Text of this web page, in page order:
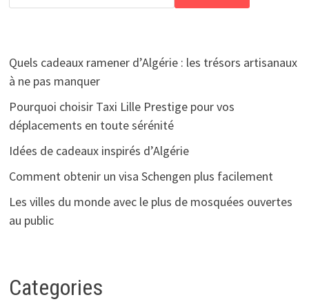
Quels cadeaux ramener d’Algérie : les trésors artisanaux
à ne pas manquer
Pourquoi choisir Taxi Lille Prestige pour vos
déplacements en toute sérénité
Idées de cadeaux inspirés d’Algérie
Comment obtenir un visa Schengen plus facilement
Les villes du monde avec le plus de mosquées ouvertes
au public
Categories